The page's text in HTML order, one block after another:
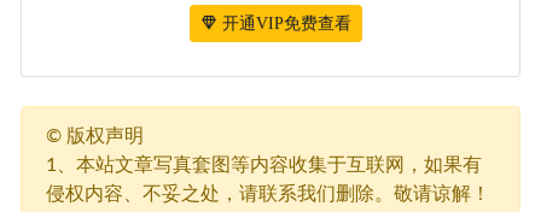
开通VIP免费查看
© 版权声明
1、本站文章写真套图等内容收集于互联网，如果有
侵权内容、不妥之处，请联系我们删除。敬请谅解！